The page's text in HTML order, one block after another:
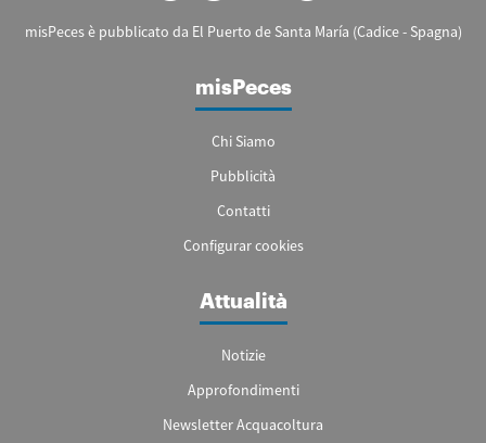
misPeces è pubblicato da El Puerto de Santa María (Cadice - Spagna)
misPeces
Chi Siamo
Pubblicità
Contatti
Configurar cookies
Attualità
Notizie
Approfondimenti
Newsletter Acquacoltura